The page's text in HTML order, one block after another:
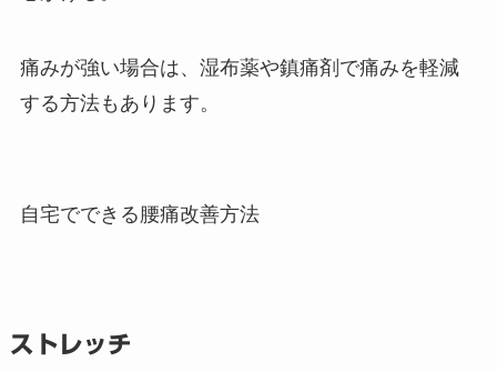
痛みが強い場合は、湿布薬や鎮痛剤で痛みを軽減
する方法もあります。
自宅でできる腰痛改善方法
ストレッチ